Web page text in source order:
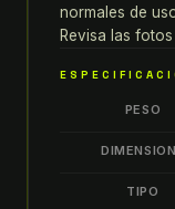
quantity
normales de
Revisa las
PESO
TIPO